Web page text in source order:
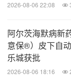
务
2025
2026-08-06 22:08
阿尔茨海默病新
意保®）皮下自
乐城获批
2026-08-06 18:16